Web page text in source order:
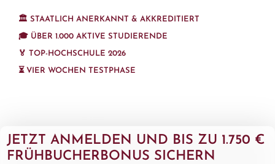
🏛️ STAATLICH ANERKANNT & AKKREDITIERT
🎓 ÜBER 1.000 AKTIVE STUDIERENDE
🏅 TOP-HOCHSCHULE 2026
⏳ VIER WOCHEN TESTPHASE
JETZT ANMELDEN UND BIS ZU 1.750 €
FRÜHBUCHERBONUS SICHERN